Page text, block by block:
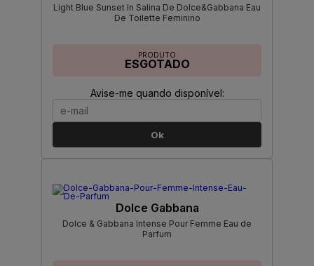
Light Blue Sunset In Salina De Dolce&Gabbana Eau
De Toilette Feminino
PRODUTO
ESGOTADO
Avise-me quando disponível:
Ok
Dolce Gabbana
Dolce & Gabbana Intense Pour Femme Eau de
Parfum